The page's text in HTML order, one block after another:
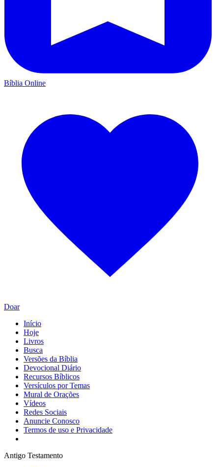
Bíblia Online
Doar
Início
Hoje
Livros
Busca
Versões da Bíblia
Devocional Diário
Recursos Bíblicos
Versículos por Temas
Mural de Orações
Vídeos
Redes Sociais
Anuncie Conosco
Termos de uso e Privacidade
Antigo Testamento